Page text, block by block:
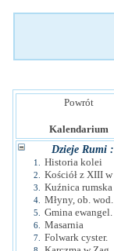
Powrót
Kalendarium
Dzieje Rumi :
1. Historia kolei
2. Kościół z XIII w
3. Kuźnica rumska
4. Młyny, ob. wod.
5. Gmina ewangel.
6. Masarnia
7. Folwark cyster.